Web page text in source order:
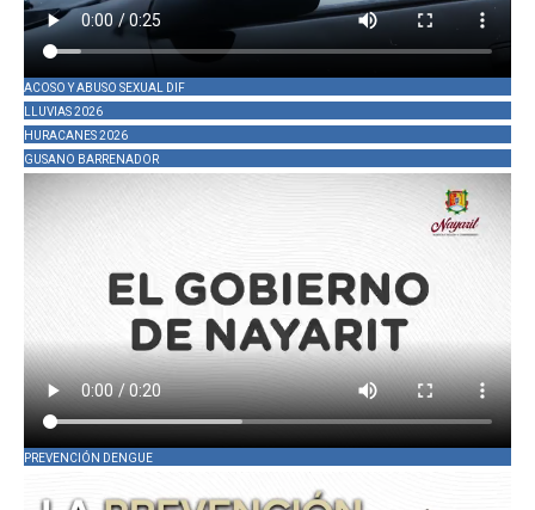
ACOSO Y ABUSO SEXUAL DIF
LLUVIAS 2026
HURACANES 2026
GUSANO BARRENADOR
PREVENCIÓN DENGUE